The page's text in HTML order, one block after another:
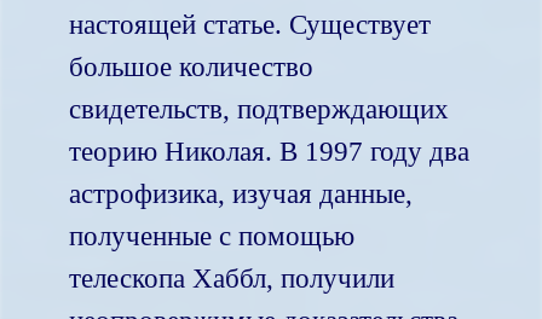
настоящей статье. Существует
большое количество
свидетельств, подтверждающих
теорию Николая. В 1997 году два
астрофизика, изучая данные,
полученные с помощью
телескопа Хаббл, получили